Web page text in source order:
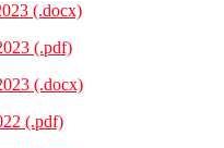
(.docx)
(.pdf)
(.docx)
(.pdf)